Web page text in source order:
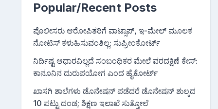
Popular/Recent Posts
ಪೊಲೀಸರು ಆರೋಪಿತರಿಗೆ ವಾಟ್ಸಾಪ್, ಇ-ಮೇಲ್ ಮೂಲಕ
ನೋಟಿಸ್‌ ಕಳುಹಿಸುವಂತಿಲ್ಲ: ಸುಪ್ರೀಂಕೋರ್ಟ್
ನಿರ್ದಿಷ್ಟ ಆಧಾರವಿಲ್ಲದೆ ಸಂಬಂಧಿಕರ ಮೇಲೆ ವರದಕ್ಷಿಣೆ ಕೇಸ್:
ಕಾನೂನಿನ ದುರುಪಯೋಗ ಎಂದ ಹೈಕೋರ್ಟ್
ಖಾಸಗಿ ಶಾಲೆಗಳು ಡೊನೇಷನ್ ಪಡೆದರೆ ಡೊನೇಷನ್ ಶುಲ್ಕದ
10 ಪಟ್ಟು ದಂಡ; ಶಿಕ್ಷಣ ಇಲಾಖೆ ಸುತ್ತೋಲೆ